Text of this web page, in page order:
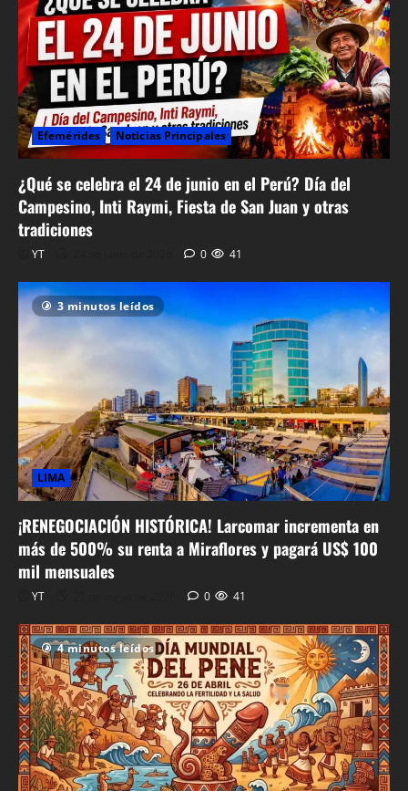
Efemérides Noticias Principales
¿Qué se celebra el 24 de junio en el Perú? Día del
Campesino, Inti Raymi, Fiesta de San Juan y otras
tradiciones
YT 0 41
3 minutos leídos
LIMA
¡RENEGOCIACIÓN HISTÓRICA! Larcomar incrementa en
más de 500% su renta a Miraflores y pagará US$ 100
mil mensuales
YT 0 41
4 minutos leídos